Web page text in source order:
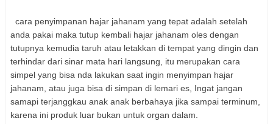
cara penyimpanan hajar jahanam yang tepat adalah setelah
anda pakai maka tutup kembali hajar jahanam oles dengan
tutupnya kemudia taruh atau letakkan di tempat yang dingin dan
terhindar dari sinar mata hari langsung, itu merupakan cara
simpel yang bisa nda lakukan saat ingin menyimpan hajar
jahanam, atau juga bisa di simpan di lemari es, Ingat jangan
samapi terjanggkau anak anak berbahaya jika sampai terminum,
karena ini produk luar bukan untuk organ dalam.